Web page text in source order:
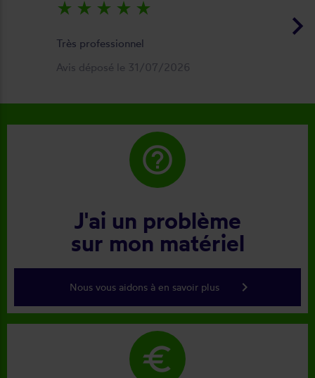
keyboard_arrow_right
star_rate star_rate star_rate star_rate star_rate
Très professionnel
Avis déposé le 31/07/2026
help_outline
J'ai un problème
sur mon matériel
Nous vous aidons à en savoir plus keyboard_arrow_right
euro